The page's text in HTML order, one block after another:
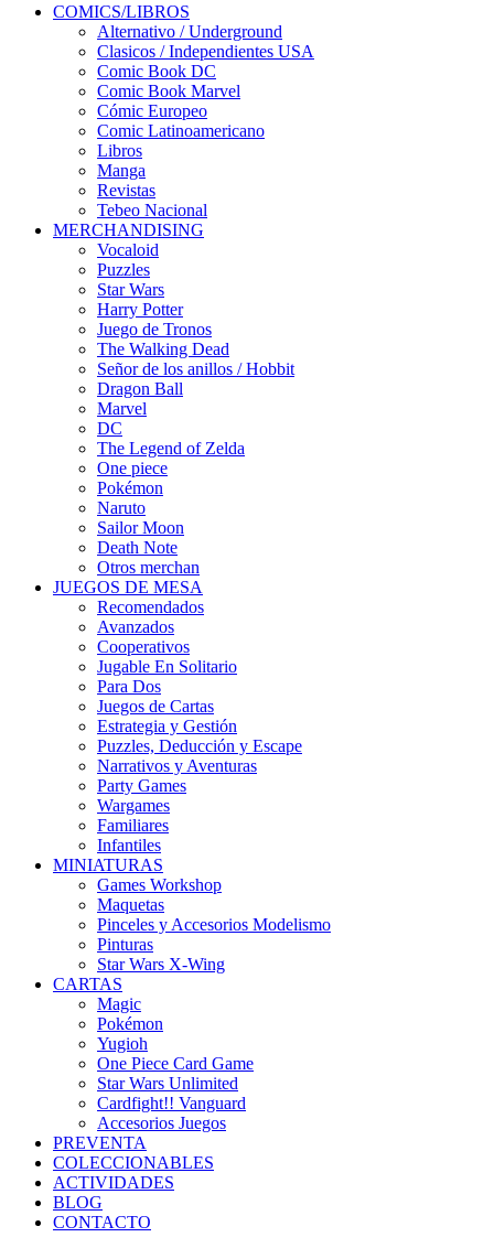
COMICS/LIBROS
Alternativo / Underground
Clasicos / Independientes USA
Comic Book DC
Comic Book Marvel
Cómic Europeo
Comic Latinoamericano
Libros
Manga
Revistas
Tebeo Nacional
MERCHANDISING
Vocaloid
Puzzles
Star Wars
Harry Potter
Juego de Tronos
The Walking Dead
Señor de los anillos / Hobbit
Dragon Ball
Marvel
DC
The Legend of Zelda
One piece
Pokémon
Naruto
Sailor Moon
Death Note
Otros merchan
JUEGOS DE MESA
Recomendados
Avanzados
Cooperativos
Jugable En Solitario
Para Dos
Juegos de Cartas
Estrategia y Gestión
Puzzles, Deducción y Escape
Narrativos y Aventuras
Party Games
Wargames
Familiares
Infantiles
MINIATURAS
Games Workshop
Maquetas
Pinceles y Accesorios Modelismo
Pinturas
Star Wars X-Wing
CARTAS
Magic
Pokémon
Yugioh
One Piece Card Game
Star Wars Unlimited
Cardfight!! Vanguard
Accesorios Juegos
PREVENTA
COLECCIONABLES
ACTIVIDADES
BLOG
CONTACTO